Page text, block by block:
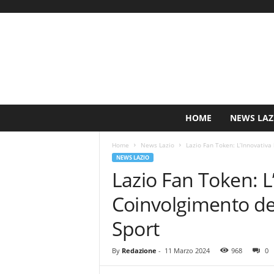
HOME NEWS
Home News Lazio Lazio Fan Token:
NEWS LAZIO
Lazio Fan Token:
Coinvolgimento
Sport
By Redazione - 11 Marzo 2024 968 0